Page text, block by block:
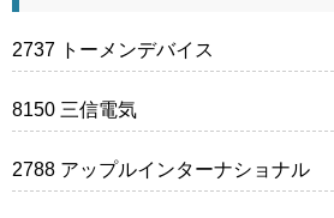
2737 トーメンデバイス
8150 三信電気
2788 アップルインターナショナル